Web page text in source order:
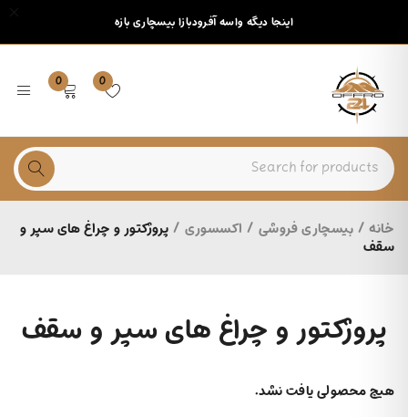
اینجا دیگه واسه آفرودبازا بیسچاری بازه
0
0
پروژکتور و چراغ های سپر و سقف
خانه / بیسچاری فروشی / اکسسوری / پروژکتور و چراغ های سپر و
سقف
هیچ محصولی یافت نشد.